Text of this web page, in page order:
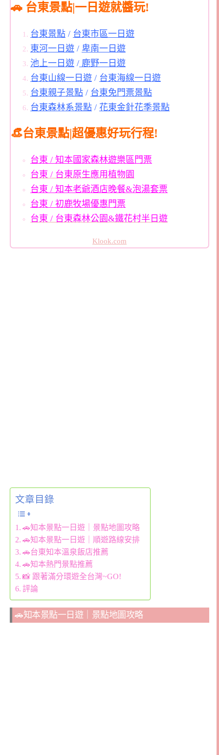
🚗 台東景點|一日遊就醬玩!
台東景點 / 台東市區一日遊
東河一日遊 / 卑南一日遊
池上一日遊 / 鹿野一日遊
台東山線一日遊 / 台東海線一日遊
台東親子景點 / 台東免門票景點
台東森林系景點 / 花東金針花季景點
👒台東景點|超優惠好玩行程!
台東 / 知本國家森林遊樂區門票
台東 / 台東原生應用植物園
台東 / 知本老爺酒店晚餐&泡湯套票
台東 / 初鹿牧場優惠門票
台東 / 台東森林公園&鐵花村半日遊
Klook.com
文章目錄
🚗知本景點一日遊｜景點地圖攻略
🚗知本景點一日遊｜順遊路線安排
🚗台東知本溫泉飯店推薦
🚗知本熱門景點推薦
📸 跟著滿分環遊全台灣~GO!
評論
🚗知本景點一日遊｜景點地圖攻略